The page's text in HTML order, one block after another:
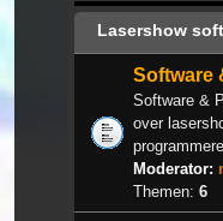
Lasershow
Software
Software &
over
Moderator:
Themen: 6